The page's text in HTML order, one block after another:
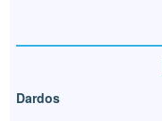
Dardos